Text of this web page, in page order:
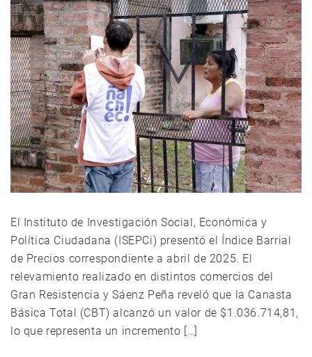
El Instituto de Investigación Social, Económica y
Política Ciudadana (ISEPCi) presentó el Índice Barrial
de Precios correspondiente a abril de 2025. El
relevamiento realizado en distintos comercios del
Gran Resistencia y Sáenz Peña reveló que la Canasta
Básica Total (CBT) alcanzó un valor de $1.036.714,81,
lo que representa un incremento […]